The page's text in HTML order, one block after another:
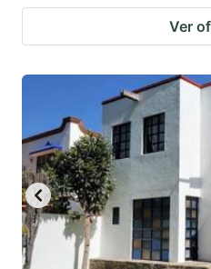
Ver